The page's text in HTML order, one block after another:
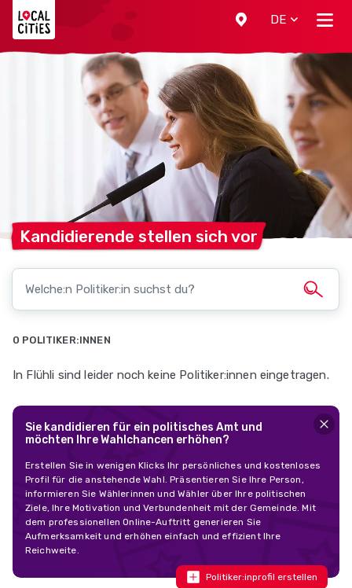
DE
Kandidierende stellen sich vor
0 POLITIKER:INNEN
In Flühli sind leider noch keine Politiker:innen eingetragen.
Sie kandidieren für ein politisches Amt und
möchten Ihre Wahlchancen erhöhen?
Erstellen Sie in wenigen Klicks Ihr persönliches und kostenloses
Profil für die anstehende Wahl. Präsentieren Sie Ihre Person,
informieren Sie Wählerinnen und Wähler über Ihre politischen
Ziele, Ihre Motivation und Verbundenheit mit der Gemeinde. Mit
dem professionellen Online-Auftritt generieren Sie
Aufmerksamkeit und erhöhen einfach und effizient Ihre
Reichweite.
Politiker:inprofil erstellen